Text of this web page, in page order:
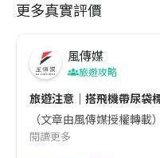
更多真實評價
風傳媒
旅遊攻略
旅遊注意｜搭飛機帶尿袋
（文章由風傳媒授權轉
閱讀更多